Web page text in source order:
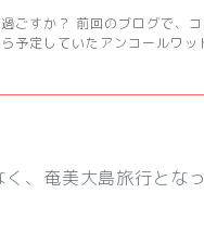
ごすか？ 前回のブログで、
予定していたアンコールワッ
、奄美大島旅行となっ